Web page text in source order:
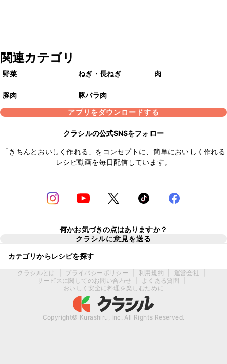
関連カテゴリ
野菜 ねぎ・長ねぎ 肉
豚肉
豚バラ肉
アプリをダウンロードする
クラシルの公式SNSをフォロー
「きちんとおいしく作れる」をコンセプトに、簡単においしく作れる
レシピ動画を毎日配信しています。
何かお気づきの点はありますか？
クラシルに意見を送る
カテゴリからレシピを探す
クラシルとは プライバシーポリシー 利用規約 運営会社
サービスに関してのお問い合わせ
よくある質問
おいしく安全に料理を楽しむために
Copyright© Kurashiru, Inc. All Rights Reserved.